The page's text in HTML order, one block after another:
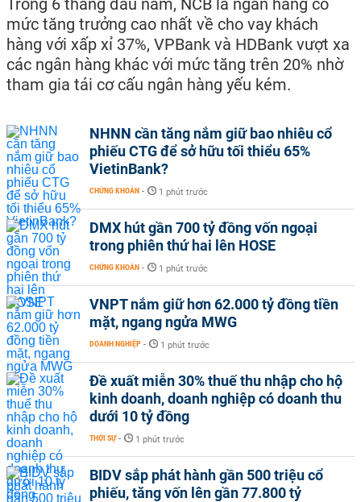
mức tăng trưởng cao nhất về cho vay khách
hàng với xấp xỉ 37%, VPBank và HDBank vượt xa
các ngân hàng khác với mức tăng trên 20% nhờ
tham gia tái cơ cấu ngân hàng yếu kém.
NHNN cần tăng nắm giữ bao nhiêu cổ
phiếu CTG để sở hữu tối thiểu 65%
VietinBank?
CHỨNG KHOÁN - 1 phút trước
DMX hút gần 700 tỷ đồng vốn ngoại
trong phiên thứ hai lên HOSE
CHỨNG KHOÁN - 1 phút trước
VNPT nắm giữ hơn 62.000 tỷ đồng tiền
mặt, ngang ngửa MWG
DOANH NGHIỆP - 1 phút trước
Đề xuất miễn 30% thuế thu nhập cho hộ
kinh doanh, doanh nghiệp có doanh thu
dưới 10 tỷ đồng
THỜI SỰ - 1 phút trước
BIDV sắp phát hành gần 500 triệu cổ
phiếu, tăng vốn lên gần 77.800 tỷ